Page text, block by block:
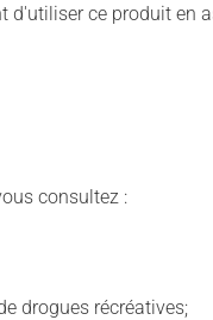
ce produit
consultez :
drogues récréatives;